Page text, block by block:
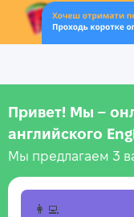
Привет! Мы –
английского
Мы предлагаем 3
👩‍💻